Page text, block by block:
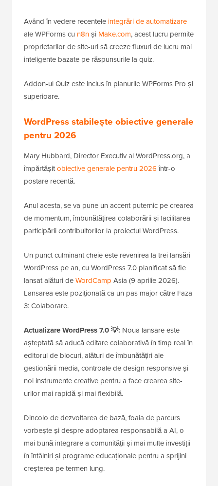
Având în vedere recentele integrări de automatizare
ale WPForms cu n8nși Make.com, acest lucru permite
proprietarilor de site-uri să creeze fluxuri de lucru mai
inteligente bazate pe răspunsurile la quiz.
Addon-ul Quiz este inclus în planurile WPForms Pro și
superioare.
WordPress stabilește obiective generale
pentru 2026
Mary Hubbard, Director Executiv al WordPress.org, a
împărtășitobiective generale pentru 2026 într-o
postare recentă.
Anul acesta, se va pune un accent puternic pe crearea
de momentum, îmbunătățirea colaborării și facilitarea
participării contribuitorilor la proiectul WordPress.
Un punct culminant cheie este revenirea la trei lansări
WordPress pe an, cu WordPress 7.0 planificat să fie
lansat alături deWordCamp Asia (9 aprilie 2026).
Lansarea este poziționată ca un pas major către Faza
3: Colaborare.
Actualizare WordPress 7.0 💡: Noua lansare este
așteptată să aducă editare colaborativă în timp real în
editorul de blocuri, alături de îmbunătățiri ale
gestionării media, controale de design responsive și
noi instrumente creative pentru a face crearea site-
urilor mai rapidă și mai flexibilă.
Dincolo de dezvoltarea de bază, foaia de parcurs
vorbește și despre adoptarea responsabilă a AI, o
mai bună integrare a comunității și mai multe investiții
în întâlniri și programe educaționale pentru a sprijini
creșterea pe termen lung.